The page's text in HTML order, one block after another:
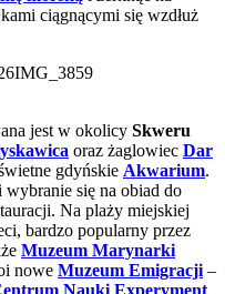
ciągnącymi się wzdłuż
jest w okolicy Skweru
oraz żaglowiec Dar
gdyńskie Akwarium.
się na obiad do
Na plaży miejskiej
bardzo popularny przez
Muzeum Marynarki
nowe Muzeum Emigracji –
Nauki Experyment